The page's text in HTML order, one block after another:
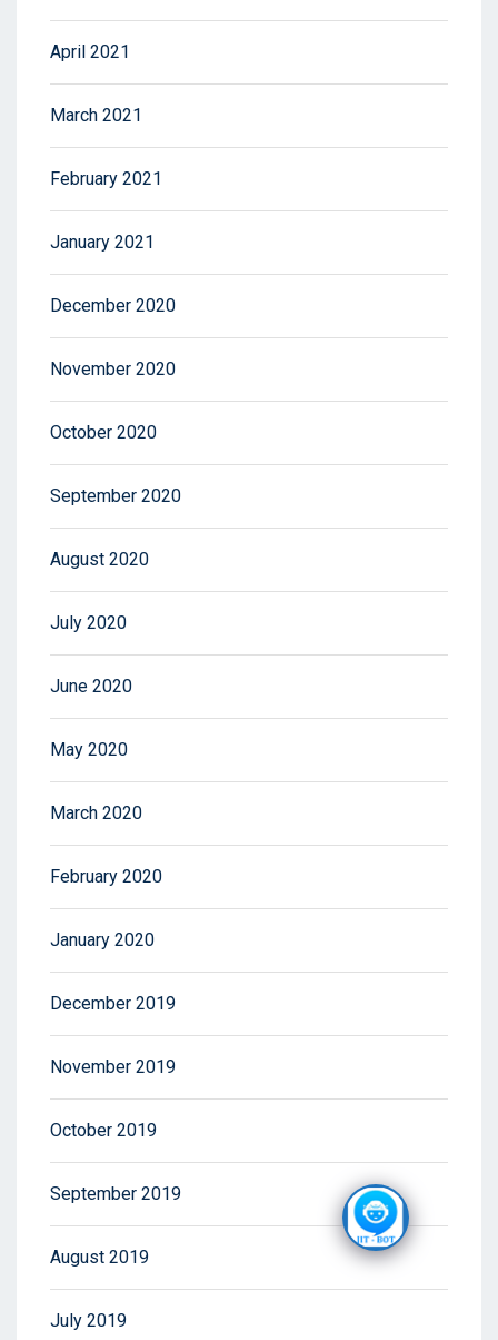
April 2021
March 2021
February 2021
January 2021
December 2020
November 2020
October 2020
September 2020
August 2020
July 2020
June 2020
May 2020
March 2020
February 2020
January 2020
December 2019
November 2019
October 2019
September 2019
August 2019
July 2019